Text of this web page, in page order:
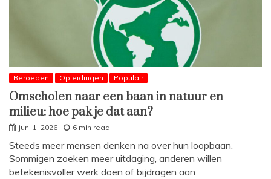
Beroepen Opleidingen Populair
Omscholen naar een baan in natuur en
milieu: hoe pak je dat aan?
juni 1, 2026 6 min read
Steeds meer mensen denken na over hun loopbaan.
Sommigen zoeken meer uitdaging, anderen willen
betekenisvoller werk doen of bijdragen aan